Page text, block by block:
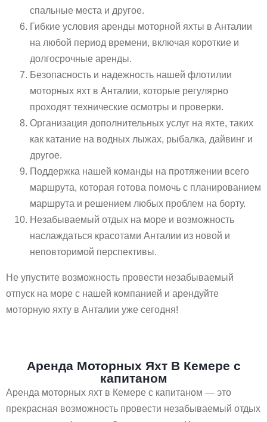
спальные места и другое.
Гибкие условия аренды моторной яхты в Анталии
на любой период времени, включая короткие и
долгосрочные аренды.
Безопасность и надежность нашей флотилии
моторных яхт в Анталии, которые регулярно
проходят технические осмотры и проверки.
Организация дополнительных услуг на яхте, таких
как катание на водных лыжах, рыбалка, дайвинг и
другое.
Поддержка нашей команды на протяжении всего
маршрута, которая готова помочь с планированием
маршрута и решением любых проблем на борту.
Незабываемый отдых на море и возможность
наслаждаться красотами Анталии из новой и
неповторимой перспективы.
Не упустите возможность провести незабываемый
отпуск на море с нашей компанией и арендуйте
моторную яхту в Анталии уже сегодня!
Аренда Моторных Яхт В Кемере с
капитаном
Аренда моторных яхт в Кемере с капитаном — это
прекрасная возможность провести незабываемый отдых